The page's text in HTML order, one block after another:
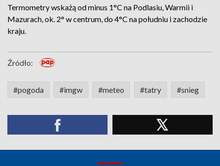
Termometry wskażą od minus 1°C na Podlasiu, Warmii i
Mazurach, ok. 2° w centrum, do 4°C na południu i zachodzie
kraju.
Źródło:
#pogoda #imgw #meteo #tatry #snieg